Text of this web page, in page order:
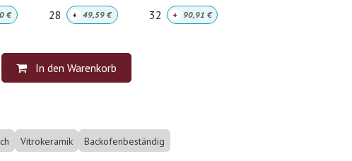
€ 28 + 49,59€ 32 + 90,91 €
In den Warenkorb
Vitrokeramik Backofenbeständig